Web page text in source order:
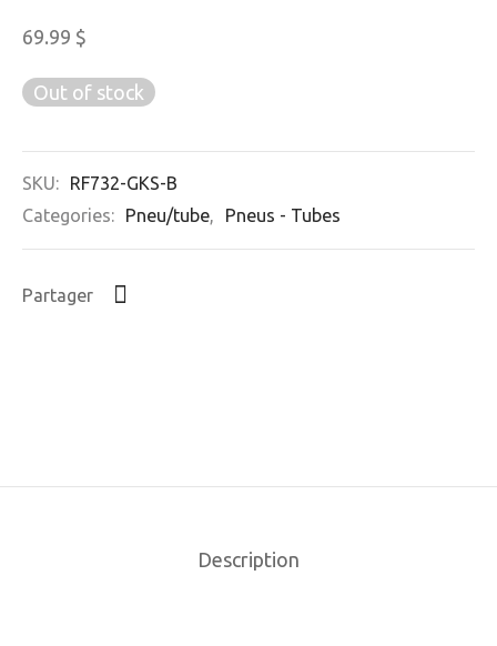
69.99 $
Out of stock
SKU:
RF732-GKS-B
Categories:
Pneu/tube, Pneus - Tubes
Partager
Description